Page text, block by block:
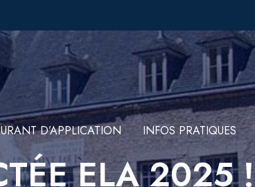
D’APPLICATION INFOS PRATIQUES
ELA 2025 !